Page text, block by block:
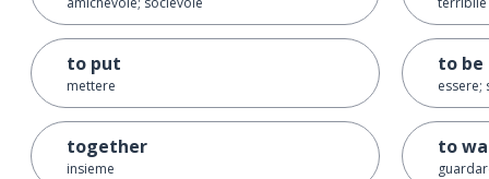
to put
mettere
together
insieme
to be
essere;
to